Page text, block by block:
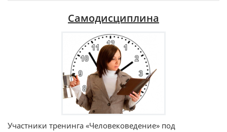
Самодисциплина
Участники тренинга «Человековедение» под